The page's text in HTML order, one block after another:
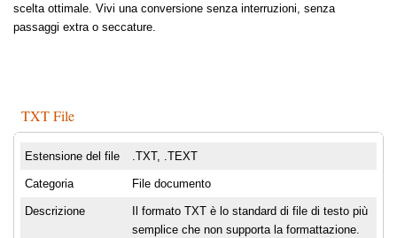
scelta ottimale. Vivi una conversione senza interruzioni, senza
passaggi extra o seccature.
TXT File
Estensione del file .TXT, .TEXT
Categoria File documento
Descrizione
Il formato TXT è lo standard di file di testo più
semplice che non supporta la formattazione.